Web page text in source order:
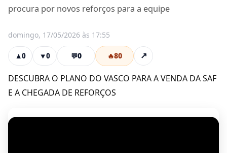
procura por novos reforços para a equipe
domingo, 17/05/2026 às 17:55
▲0 ▼0 💬0 🔥80 ↗
DESCUBRA O PLANO DO VASCO PARA A VENDA DA SAF
E A CHEGADA DE REFORÇOS